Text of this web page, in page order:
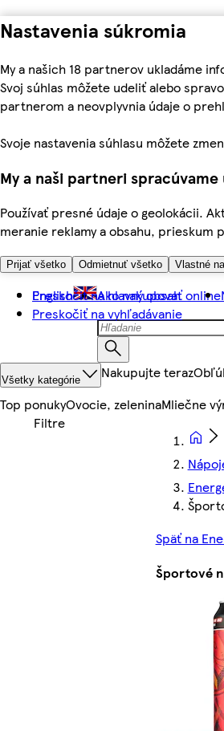
Nastavenia súkromia
My a našich 18 partnerov ukladáme
Svoj súhlas môžete udeliť alebo
partnerom a neovplyvnia údaje o
Svoje nastavenia súhlasu môžete
My a naši partneri
Používať presné údaje o geolokácii.
meranie reklamy a obsahu, prieskum
Prijať všetko Odmietnuť všetko Vlastné
Preskočiť na hlavný obsah
Preskočiť na vyhľadávanie
English Ako nakupovať online
Všetky kategórie Nakupujte teraz
Top ponukyOvocie, zeleninaMliečne
Späť na
Športové